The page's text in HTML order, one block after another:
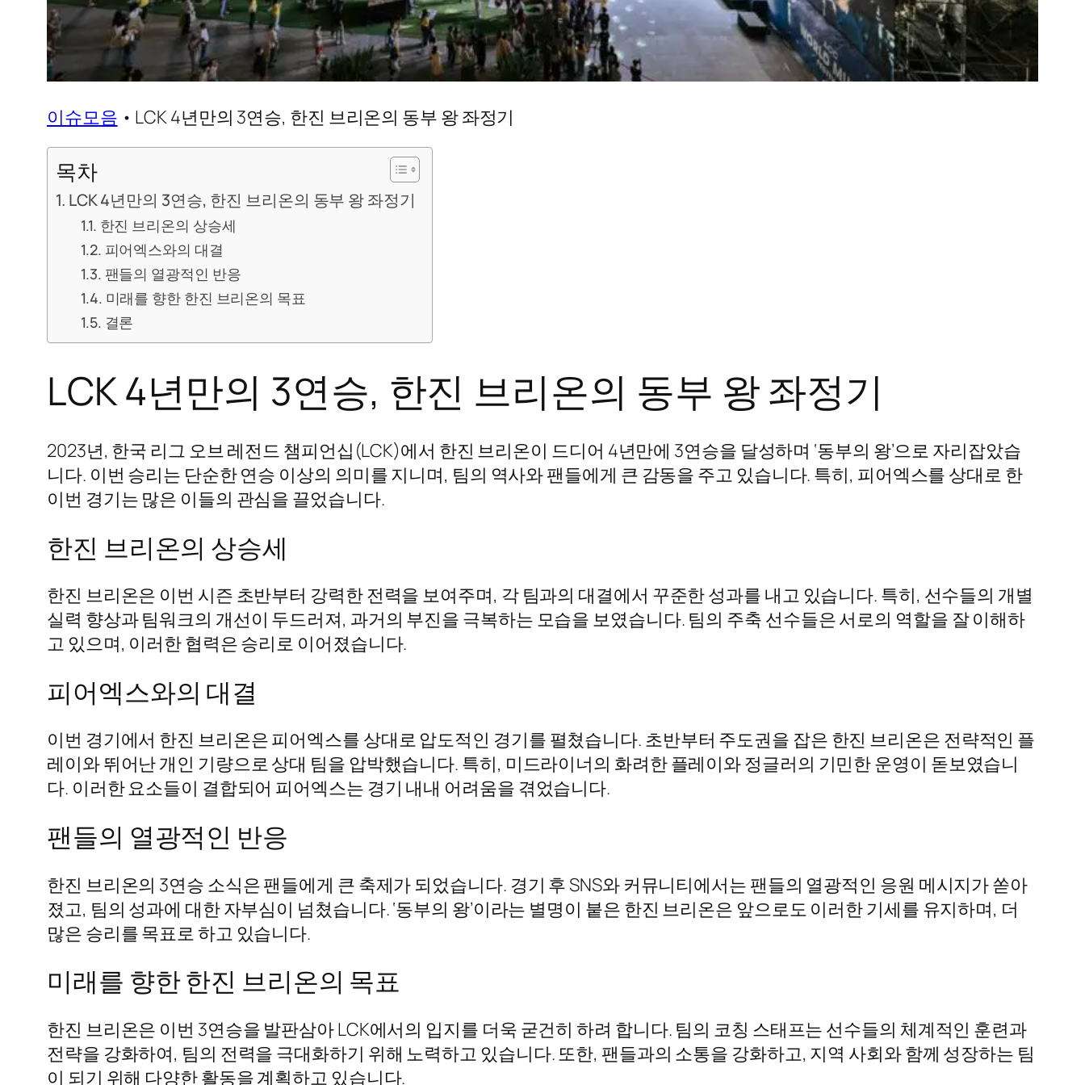
이슈모음 • LCK 4년만의 3연승, 한진 브리온의 동부 왕 좌정기
목차
LCK 4년만의 3연승, 한진 브리온의 동부 왕 좌정기
한진 브리온의 상승세
피어엑스와의 대결
팬들의 열광적인 반응
미래를 향한 한진 브리온의 목표
결론
LCK 4년만의 3연승, 한진 브리온의 동부 왕 좌정기
2023년, 한국 리그 오브 레전드 챔피언십(LCK)에서 한진 브리온이 드디어 4년만에 3연승을 달성하며 ‘동부의 왕’으로 자리잡았습
니다. 이번 승리는 단순한 연승 이상의 의미를 지니며, 팀의 역사와 팬들에게 큰 감동을 주고 있습니다. 특히, 피어엑스를 상대로 한
이번 경기는 많은 이들의 관심을 끌었습니다.
한진 브리온의 상승세
한진 브리온은 이번 시즌 초반부터 강력한 전력을 보여주며, 각 팀과의 대결에서 꾸준한 성과를 내고 있습니다. 특히, 선수들의 개별
실력 향상과 팀워크의 개선이 두드러져, 과거의 부진을 극복하는 모습을 보였습니다. 팀의 주축 선수들은 서로의 역할을 잘 이해하
고 있으며, 이러한 협력은 승리로 이어졌습니다.
피어엑스와의 대결
이번 경기에서 한진 브리온은 피어엑스를 상대로 압도적인 경기를 펼쳤습니다. 초반부터 주도권을 잡은 한진 브리온은 전략적인 플
레이와 뛰어난 개인 기량으로 상대 팀을 압박했습니다. 특히, 미드라이너의 화려한 플레이와 정글러의 기민한 운영이 돋보였습니
다. 이러한 요소들이 결합되어 피어엑스는 경기 내내 어려움을 겪었습니다.
팬들의 열광적인 반응
한진 브리온의 3연승 소식은 팬들에게 큰 축제가 되었습니다. 경기 후 SNS와 커뮤니티에서는 팬들의 열광적인 응원 메시지가 쏟아
졌고, 팀의 성과에 대한 자부심이 넘쳤습니다. ‘동부의 왕’이라는 별명이 붙은 한진 브리온은 앞으로도 이러한 기세를 유지하며, 더
많은 승리를 목표로 하고 있습니다.
미래를 향한 한진 브리온의 목표
한진 브리온은 이번 3연승을 발판삼아 LCK에서의 입지를 더욱 굳건히 하려 합니다. 팀의 코칭 스태프는 선수들의 체계적인 훈련과
전략을 강화하여, 팀의 전력을 극대화하기 위해 노력하고 있습니다. 또한, 팬들과의 소통을 강화하고, 지역 사회와 함께 성장하는 팀
이 되기 위해 다양한 활동을 계획하고 있습니다.